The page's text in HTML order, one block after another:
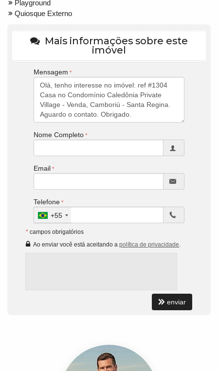
Playground
Quiosque Externo
Mais informações sobre este
imóvel
Mensagem
Nome Completo
Email
Telefone
+55
* campos obrigatórios
Ao enviar você está aceitando a política de privacidade.
enviar